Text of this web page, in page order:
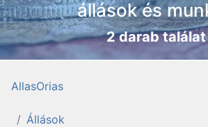
állások és
2 darab találat
AllasOrias
Állások